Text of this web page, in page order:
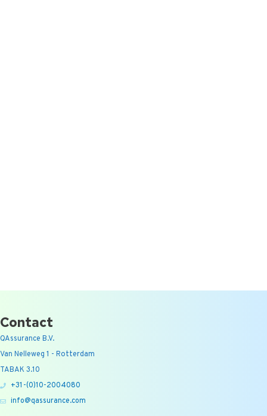
Contact
QAssurance B.V.
Van Nelleweg 1 - Rotterdam
TABAK 3.10
+31-(0)10-2004080
info@qassurance.com